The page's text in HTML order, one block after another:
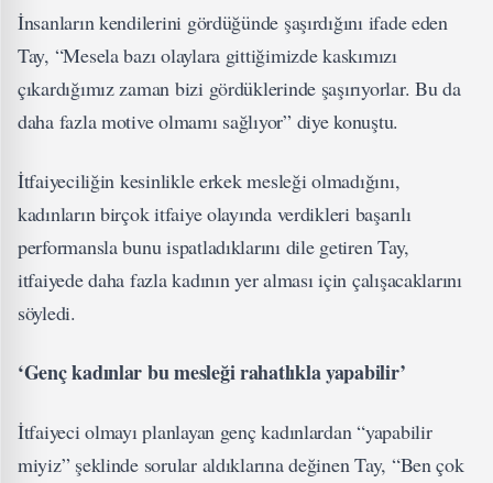
İnsanların kendilerini gördüğünde şaşırdığını ifade eden
Tay, “Mesela bazı olaylara gittiğimizde kaskımızı
çıkardığımız zaman bizi gördüklerinde şaşırıyorlar. Bu da
daha fazla motive olmamı sağlıyor” diye konuştu.
İtfaiyeciliğin kesinlikle erkek mesleği olmadığını,
kadınların birçok itfaiye olayında verdikleri başarılı
performansla bunu ispatladıklarını dile getiren Tay,
itfaiyede daha fazla kadının yer alması için çalışacaklarını
söyledi.
‘Genç kadınlar bu mesleği rahatlıkla yapabilir’
İtfaiyeci olmayı planlayan genç kadınlardan “yapabilir
miyiz” şeklinde sorular aldıklarına değinen Tay, “Ben çok